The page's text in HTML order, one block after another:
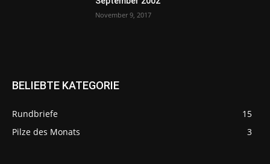
November 9, 2017
BELIEBTE KATEGORIE
Rundbriefe
15
Pilze des Monats
3